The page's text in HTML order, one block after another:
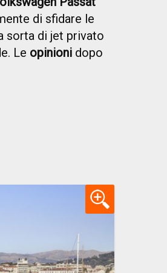
di sfidare le
sorta di jet privato
Le opinioni dopo